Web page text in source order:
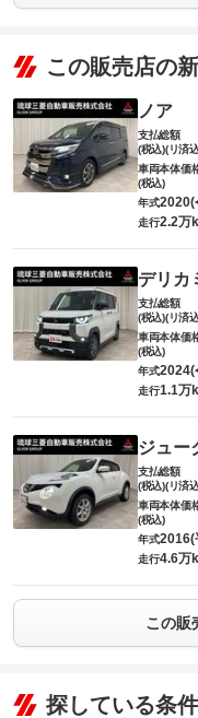
この販売店の
ノア
支払総額
(税込)(リ済
車両本体価
(税込)
年式2020(
走行2.2万
デリカ
支払総額
(税込)(リ済
車両本体価
(税込)
年式2024(
走行1.1万
ジュー
支払総額
(税込)(リ済
車両本体価
(税込)
年式2016(
走行4.6万
この販
探している条